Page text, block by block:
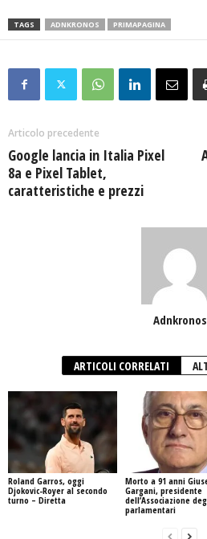
TAGS ADNKRONOS PRIMAPAGINA
Articolo precedente
Google lancia in Italia Pixel
8a e Pixel Tablet,
caratteristiche e prezzi
Adnkronos
ARTICOLI CORRELATI
Roland Garros, oggi
Djokovic-Royer al secondo
turno – Diretta
Morto a 91 anni
Gargani, presidente
dell’Associazione
parlamentari